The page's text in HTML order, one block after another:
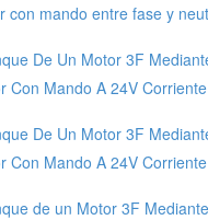
con mando entre fase y
De Un Motor 3F
Con Mando A 24V
De Un Motor 3F
Con Mando A 24V
de un Motor 3F